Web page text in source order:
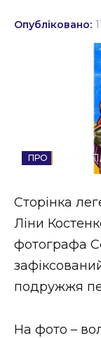
Політика
Стиль
Втрачений
Опубліковано:
Сторінка
Ліни
фотографа
подружжя
На фото –